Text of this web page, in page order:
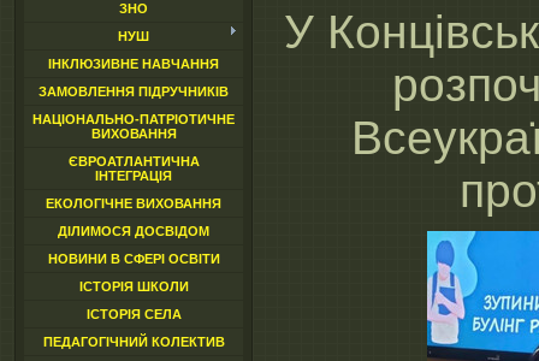
ЗНО
НУШ
ІНКЛЮЗИВНЕ НАВЧАННЯ
ЗАМОВЛЕННЯ ПІДРУЧНИКІВ
НАЦІОНАЛЬНО-ПАТРІОТИЧНЕ
ВИХОВАННЯ
ЄВРОАТЛАНТИЧНА
ІНТЕГРАЦІЯ
ЕКОЛОГІЧНЕ ВИХОВАННЯ
ДІЛИМОСЯ ДОСВІДОМ
НОВИНИ В СФЕРІ ОСВІТИ
ІСТОРІЯ ШКОЛИ
ІСТОРІЯ СЕЛА
ПЕДАГОГІЧНИЙ КОЛЕКТИВ
У